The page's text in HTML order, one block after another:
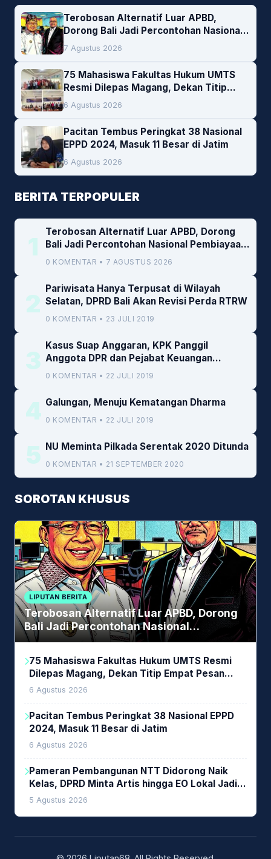
Terobosan Alternatif Luar APBD,
Dorong Bali Jadi Percontohan Nasional
Pembiayaan Daerah
7 Agustus 2026
75 Mahasiswa Fakultas Hukum UMTS
Resmi Dilepas Magang, Dekan Titip
Empat Pesan Penting
6 Agustus 2026
Pacitan Tembus Peringkat 38 Nasional
EPPD 2024, Masuk 11 Besar di Jatim
6 Agustus 2026
BERITA TERPOPULER
1
Terobosan Alternatif Luar APBD, Dorong
Bali Jadi Percontohan Nasional Pembiayaan
Daerah
0 KOMENTAR • 7 AGUSTUS 2026
2
Pariwisata Hanya Terpusat di Wilayah
Selatan, DPRD Bali Akan Revisi Perda RTRW
0 KOMENTAR • 23 JULI 2019
3
Kasus Suap Anggaran, KPK Panggil
Anggota DPR dan Pejabat Keuangan
Kemenkeu
0 KOMENTAR • 22 JULI 2019
4 Galungan, Menuju Kematangan Dharma
0 KOMENTAR • 22 JULI 2019
5 NU Meminta Pilkada Serentak 2020 Ditunda
0 KOMENTAR • 21 SEPTEMBER 2020
SOROTAN KHUSUS
LIPUTAN BERITA
Terobosan Alternatif Luar APBD, Dorong
Bali Jadi Percontohan Nasional
Pembiayaan Daerah
75 Mahasiswa Fakultas Hukum UMTS Resmi
Dilepas Magang, Dekan Titip Empat Pesan
Penting
6 Agustus 2026
Pacitan Tembus Peringkat 38 Nasional EPPD
2024, Masuk 11 Besar di Jatim
6 Agustus 2026
Pameran Pembangunan NTT Didorong Naik
Kelas, DPRD Minta Artis hingga EO Lokal Jadi
Prioritas
5 Agustus 2026